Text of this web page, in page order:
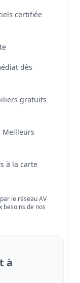
certifiée
dès
gratuits
Meilleurs
à la carte
le réseau AV
besoins de nos
à